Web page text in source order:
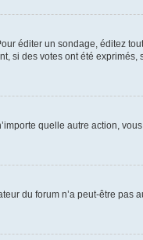
éditer un sondage, éditez
si des votes ont été
quelle autre action,
du forum n’a peut-être